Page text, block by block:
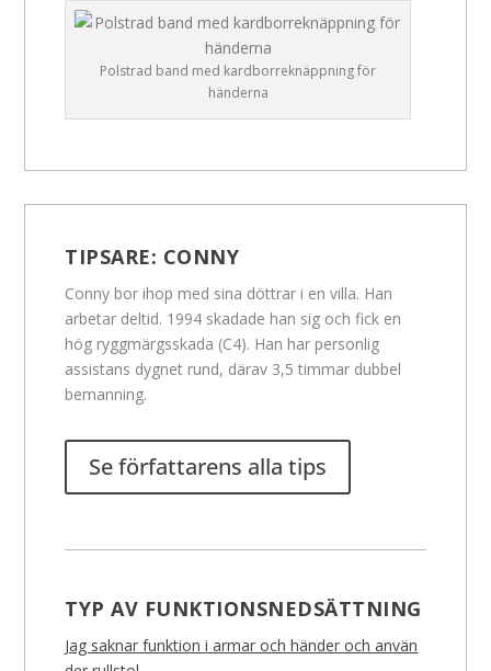
Polstrad band med kardborreknäppning för
händerna
TIPSARE: CONNY
Conny bor ihop med sina döttrar i en villa. Han
arbetar deltid. 1994 skadade han sig och fick en
hög ryggmärgsskada (C4). Han har personlig
assistans dygnet rund, därav 3,5 timmar dubbel
bemanning.
Se författarens alla tips
TYP AV FUNKTIONSNEDSÄTTNING
Jag saknar funktion i armar och händer och använ